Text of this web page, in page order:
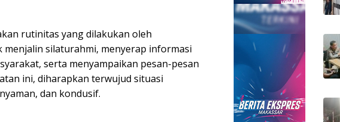
rutinitas yang dilakukan oleh
silaturahmi, menyerap informasi
serta menyampaikan pesan-pesan
ini, diharapkan terwujud situasi
dan kondusif.